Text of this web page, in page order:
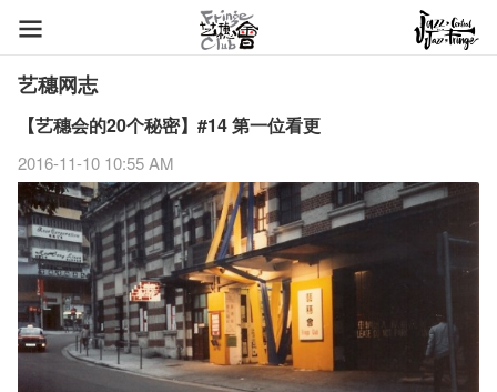
艺穗网志
【艺穗会的20个秘密】#14 第一位看更
2016-11-10 10:55 AM